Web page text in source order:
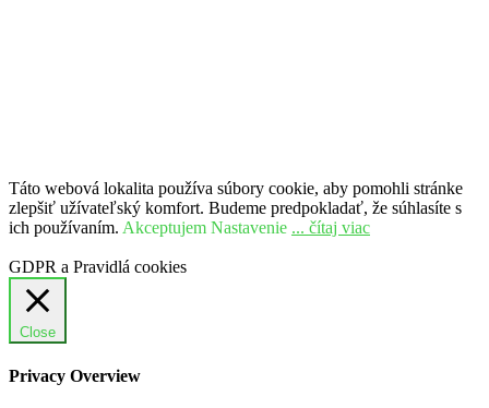
Táto webová lokalita používa súbory cookie, aby pomohli stránke
zlepšiť užívateľský komfort. Budeme predpokladať, že súhlasíte s
ich používaním. Akceptujem Nastavenie ... čítaj viac
GDPR a Pravidlá cookies
Close
Privacy Overview